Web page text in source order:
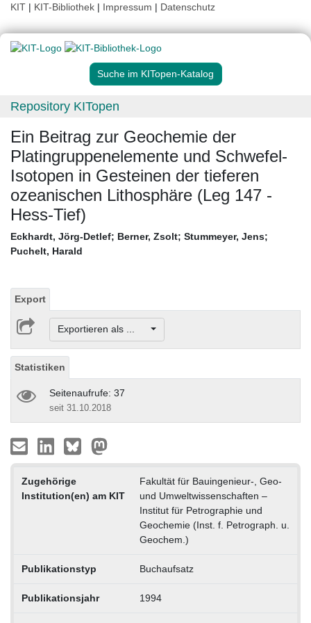
KIT | KIT-Bibliothek | Impressum | Datenschutz
Suche im KITopen-Katalog
Repository KITopen
Ein Beitrag zur Geochemie der
Platingruppenelemente und Schwefel-
Isotopen in Gesteinen der tieferen
ozeanischen Lithosphäre (Leg 147 -
Hess-Tief)
Eckhardt, Jörg-Detlef; Berner, Zsolt; Stummeyer, Jens;
Puchelt, Harald
Export
Exportieren als ...
Statistiken
Seitenaufrufe: 37
seit 31.10.2018
Zugehörige
Institution(en) am KIT
Fakultät für Bauingenieur-, Geo-
und Umweltwissenschaften –
Institut für Petrographie und
Geochemie (Inst. f. Petrograph. u.
Geochem.)
Publikationstyp Buchaufsatz
Publikationsjahr 1994